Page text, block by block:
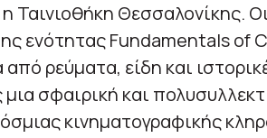
Ταινιοθήκη Θεσσαλονίκης.
ενότητας Fundamentals of
από ρεύματα, είδη και
σφαιρική και
κινηματογραφικής